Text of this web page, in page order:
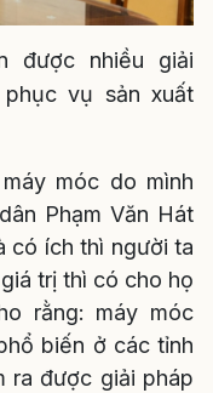
được nhiều giải
vụ sản xuất
móc do mình
Phạm Văn Hát
có ích thì người ta
trị thì có cho họ
rằng: máy móc
biến ở các tỉnh
ra được giải pháp